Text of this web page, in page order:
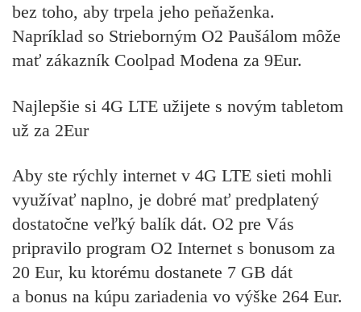
bez toho, aby trpela jeho peňaženka.
Napríklad so Strieborným O2 Paušálom môže
mať zákazník Coolpad Modena za 9Eur.
Najlepšie si 4G LTE užijete s novým tabletom
už za 2Eur
Aby ste rýchly internet v 4G LTE sieti mohli
využívať naplno, je dobré mať predplatený
dostatočne veľký balík dát. O2 pre Vás
pripravilo program O2 Internet s bonusom za
20 Eur, ku ktorému dostanete 7 GB dát
a bonus na kúpu zariadenia vo výške 264 Eur.